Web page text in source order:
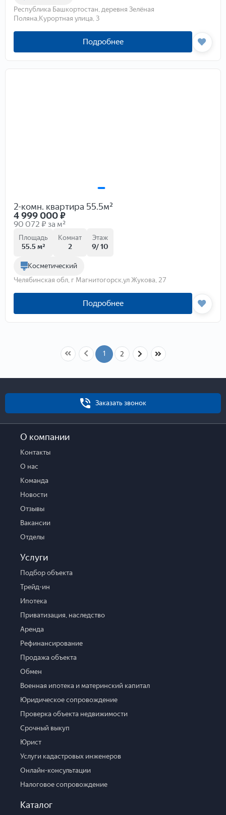
Республика Башкортостан, деревня Зелёная
Поляна,Курортная улица, 3
Подробнее
2-комн. квартира 55.5м²
4 999 000₽
90 072 ₽ за м²
Площадь
55.5 м²
Комнат
2
Этаж
9/ 10
Косметический
Челябинская обл, г Магнитогорск,ул Жукова, 27
Подробнее
1 2
Заказать звонок
О компании
Контакты
О нас
Команда
Новости
Отзывы
Вакансии
Отделы
Услуги
Подбор объекта
Трейд-ин
Ипотека
Приватизация, наследство
Аренда
Рефинансирование
Продажа объекта
Обмен
Военная ипотека и материнский капитал
Юридическое сопровождение
Проверка объекта недвижимости
Срочный выкуп
Юрист
Услуги кадастровых инженеров
Онлайн-консультации
Налоговое сопровождение
Каталог